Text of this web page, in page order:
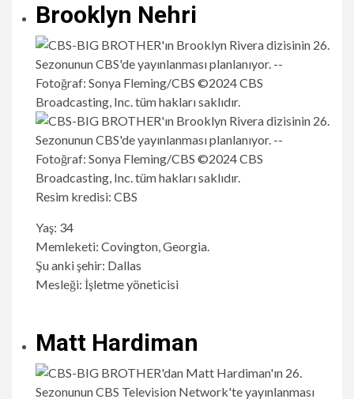
Brooklyn Nehri
Resim kredisi: CBS
Yaş: 34
Memleketi: Covington, Georgia.
Şu anki şehir: Dallas
Mesleği: İşletme yöneticisi
Matt Hardiman